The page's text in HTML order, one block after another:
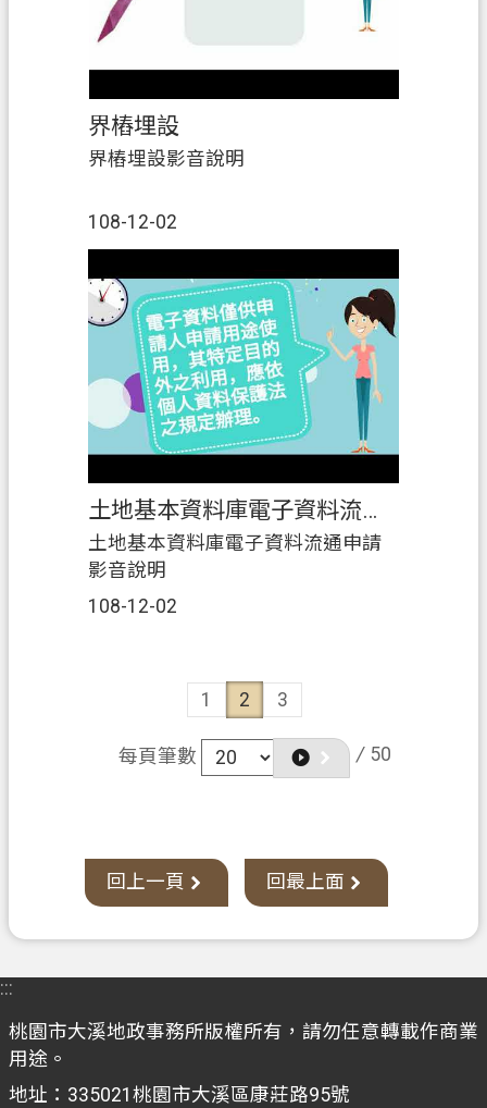
界樁埋設
108-12-02
界樁埋設影音說明
土地基本資料庫電子資料流通申請
108-12-02
土地基本資料庫電子資料流通申請
影音說明
1 2 3
每頁筆數 / 50
回上一頁 回最上面
:::
桃園市大溪地政事務所版權所有，請勿任意轉載作商業
用途。
地址：335021桃園市大溪區康莊路95號